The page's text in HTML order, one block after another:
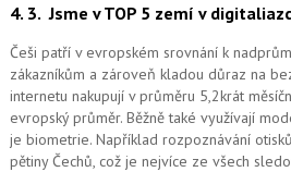
4. 3.Jsme v TOP 5 zemí v
Češi patří v evropském srovnání k
zákazníkům a zároveň kladou důraz na
internetu nakupují v průměru 5,2krát
evropský průměr. Běžně také využívají
je biometrie. Například rozpoznávání
pětiny Čechů, což je nejvíce ze všech